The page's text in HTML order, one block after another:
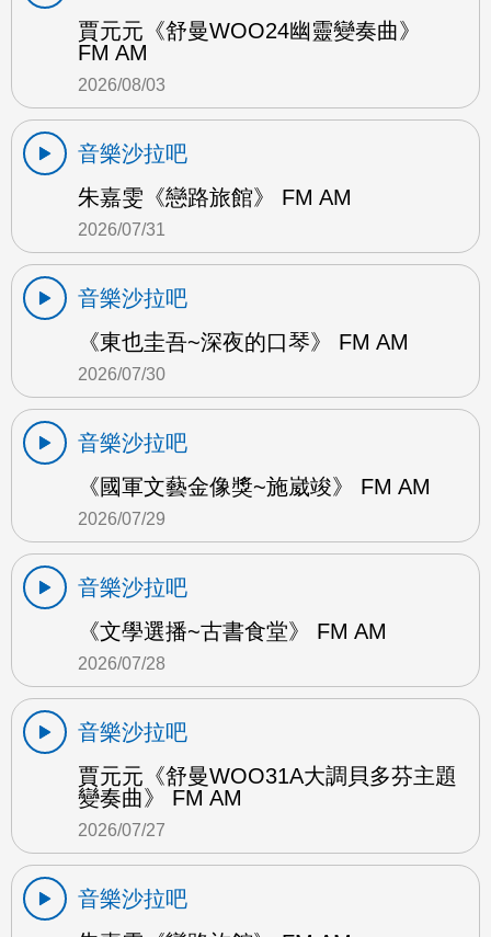
賈元元《舒曼WOO24幽靈變奏曲》
FM AM
2026/08/03
音樂沙拉吧
朱嘉雯《戀路旅館》 FM AM
2026/07/31
音樂沙拉吧
《東也圭吾~深夜的口琴》 FM AM
2026/07/30
音樂沙拉吧
《國軍文藝金像獎~施崴竣》 FM AM
2026/07/29
音樂沙拉吧
《文學選播~古書食堂》 FM AM
2026/07/28
音樂沙拉吧
賈元元《舒曼WOO31A大調貝多芬主題
變奏曲》 FM AM
2026/07/27
音樂沙拉吧